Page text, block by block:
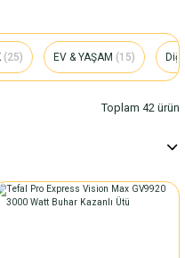
(25) EV & YAŞAM (15)
Toplam 42 ürün